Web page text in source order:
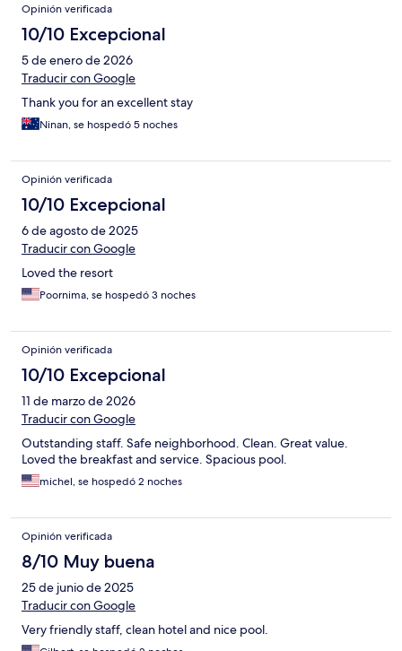
Opinión verificada
10/10 Excepcional
5 de enero de 2026
Traducir con Google
Thank you for an excellent stay
Ninan, se hospedó 5 noches
Opinión verificada
10/10 Excepcional
6 de agosto de 2025
Traducir con Google
Loved the resort
Poornima, se hospedó 3 noches
Opinión verificada
10/10 Excepcional
11 de marzo de 2026
Traducir con Google
Outstanding staff. Safe neighborhood. Clean. Great value.
Loved the breakfast and service. Spacious pool.
michel, se hospedó 2 noches
Opinión verificada
8/10 Muy buena
25 de junio de 2025
Traducir con Google
Very friendly staff, clean hotel and nice pool.